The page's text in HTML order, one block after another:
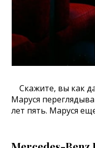
Скажите, вы как
Маруся
лет пять. Маруся